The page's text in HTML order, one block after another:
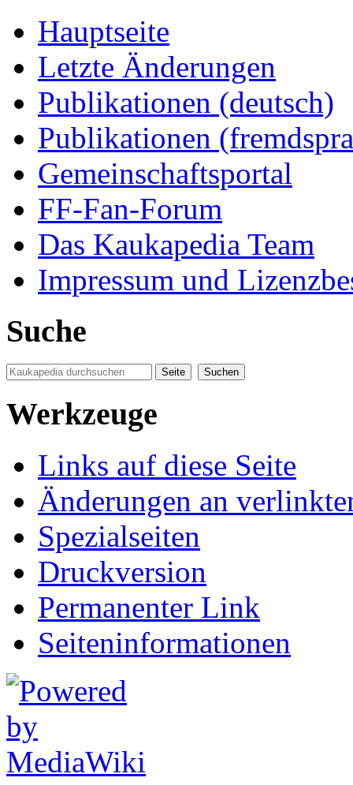
Hauptseite
Letzte Änderungen
Publikationen (deutsch)
Publikationen
Gemeinschaftsportal
FF-Fan-Forum
Das Kaukapedia Team
Impressum und
Suche
Werkzeuge
Links auf diese Seite
Änderungen an
Spezialseiten
Druckversion
Permanenter Link
Seiten­informationen